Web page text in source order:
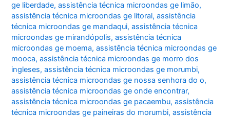
ge liberdade,assistência técnica microondas ge limão,
assistência técnica microondas ge litoral,assistência
técnica microondas ge mandaqui,assistência técnica
microondas ge mirandópolis,assistência técnica
microondas ge moema,assistência técnica microondas ge
mooca,assistência técnica microondas ge morro dos
ingleses,assistência técnica microondas ge morumbi,
assistência técnica microondas ge nossa senhora do o,
assistência técnica microondas ge onde encontrar,
assistência técnica microondas ge pacaembu,assistência
técnica microondas ge paineiras do morumbi,assistência